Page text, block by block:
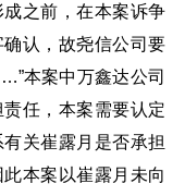
之前，在本案诉争
认，故尧信公司要
本案中万鑫达公司
任，本案需要认定
关崔露月是否承担
本案以崔露月未向